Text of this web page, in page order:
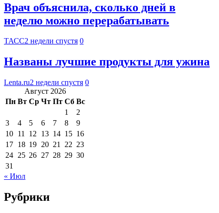
Врач объяснила, сколько дней в
неделю можно перерабатывать
ТАСС2 недели спустя 0
Названы лучшие продукты для ужина
Lenta.ru2 недели спустя 0
Август 2026
Пн Вт Ср Чт Пт Сб Вс
1
2
3
4 5 6 7 8
9
10 11 12 13 14 15 16
17 18 19 20 21 22 23
24 25 26 27 28 29 30
31
« Июл
Рубрики